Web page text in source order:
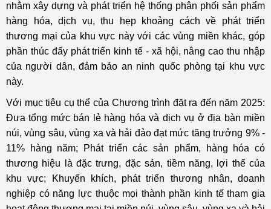
nhằm xây dựng và phát triển hệ thống phân phối sản phẩm
hàng hóa, dịch vụ, thu hẹp khoảng cách về phát triển
thương mại của khu vực này với các vùng miền khác, góp
phần thúc đẩy phát triển kinh tế - xã hội, nâng cao thu nhập
của người dân, đảm bảo an ninh quốc phòng tại khu vực
này.
Với mục tiêu cụ thể của Chương trình đặt ra đến năm 2025:
Đưa tổng mức bán lẻ hàng hóa và dịch vụ ở địa bàn miền
núi, vùng sâu, vùng xa và hải đảo đạt mức tăng trưởng 9% -
11% hàng năm; Phát triển các sản phẩm, hàng hóa có
thương hiệu là đặc trưng, đặc sản, tiềm năng, lợi thế của
khu vực; Khuyến khích, phát triển thương nhân, doanh
nghiệp có năng lực thuộc mọi thành phần kinh tế tham gia